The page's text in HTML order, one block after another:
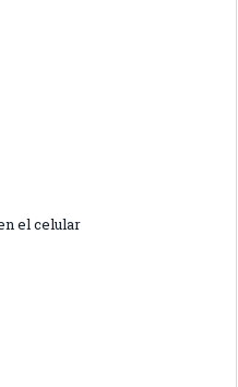
el celular